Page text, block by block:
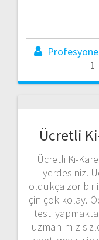
1
Ücretli
Ücretli Ki-
yerdesiniz.
oldukça zor bir
için çok kolay.
testi
uzmanımız